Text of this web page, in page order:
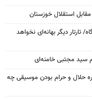
مقابل استقلال خوزستان
دیگر بهانه‌ای نخواهد
سید مجتبی خامنه‌ای
حلال و حرام بودن موسیقی چه